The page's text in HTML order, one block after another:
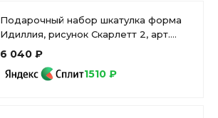
Подарочный набор шкатулка форма
Идиллия, рисунок Скарлетт 2, арт.
81.28258.00.1
6 040 ₽
1510 ₽